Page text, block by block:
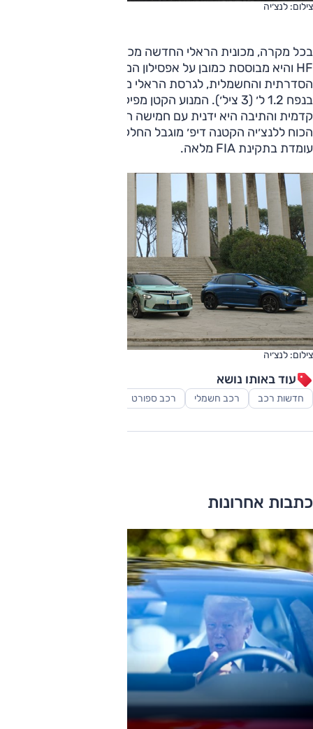
צילום: לנצ׳יה
הסדרתית והחשמלית, לגרסת הראלי מנוע בנזין מוגדש-טורבו
קדמית והתיבה היא ידנית עם חמישה הילוכים. לשיפור העברת
הכוח ללנצ׳יה הקטנה דיפ׳ מוגבל החלקה מלפנים וכמובן היא
עומדת בתקינת FIA מלאה.
צילום: לנצ׳יה
עוד באותו נושא
חדשות רכב רכב חשמלי רכב ספורט
כתבות אחרונות